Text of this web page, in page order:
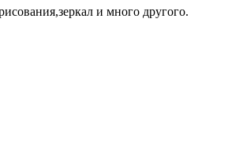
и много другого.